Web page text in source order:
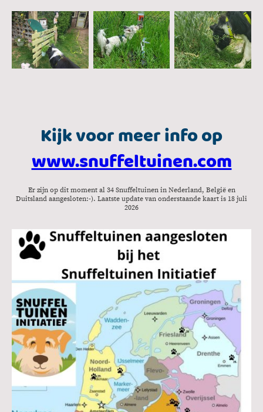
Kijk voor meer info op
www.snuffeltuinen.com
Er zijn op dit moment al 34 Snuffeltuinen in Nederland, België en
Duitsland aangesloten:-). Laatste update van onderstaande kaart is 18 juli
2026